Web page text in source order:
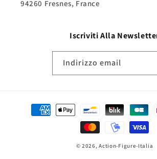
94260 Fresnes, France
Iscriviti Alla
Indirizzo email
Metodi
© 2026,Action-Figure-Italia